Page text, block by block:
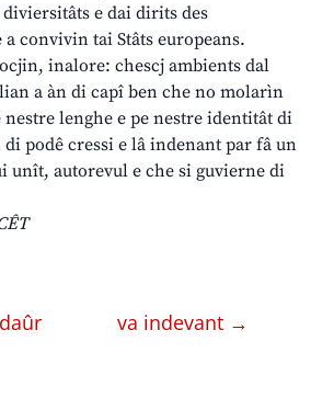
e dai dirits des
convivin tai Stâts europeans.
inalore: chescj ambients dal
a àn di capî ben che no molarìn
nestre lenghe e pe nestre identitât di
di podê cressi e lâ indenant par fâ un
unît, autorevul e che si guvierne di
va indevant →